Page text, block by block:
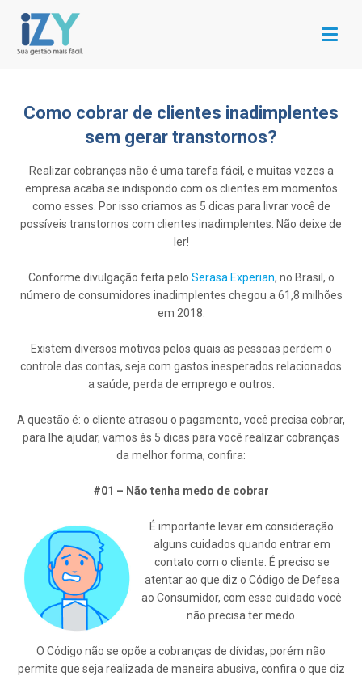
Menu
Como cobrar de clientes inadimplentes
sem gerar transtornos?
Realizar cobranças não é uma tarefa fácil, e muitas vezes a
empresa acaba se indispondo com os clientes em momentos
como esses. Por isso criamos as 5 dicas para livrar você de
possíveis transtornos com clientes inadimplentes. Não deixe de
ler!
Conforme divulgação feita pelo Serasa Experian, no Brasil, o
número de consumidores inadimplentes chegou a 61,8 milhões
em 2018.
Existem diversos motivos pelos quais as pessoas perdem o
controle das contas, seja com gastos inesperados relacionados
a saúde, perda de emprego e outros.
A questão é: o cliente atrasou o pagamento, você precisa cobrar,
para lhe ajudar, vamos às 5 dicas para você realizar cobranças
da melhor forma, confira:
#01 – Não tenha medo de cobrar
É importante levar em consideração
alguns cuidados quando entrar em
contato com o cliente. É preciso se
atentar ao que diz o Código de Defesa
ao Consumidor, com esse cuidado você
não precisa ter medo.
O Código não se opõe a cobranças de dívidas, porém não
permite que seja realizada de maneira abusiva, confira o que diz